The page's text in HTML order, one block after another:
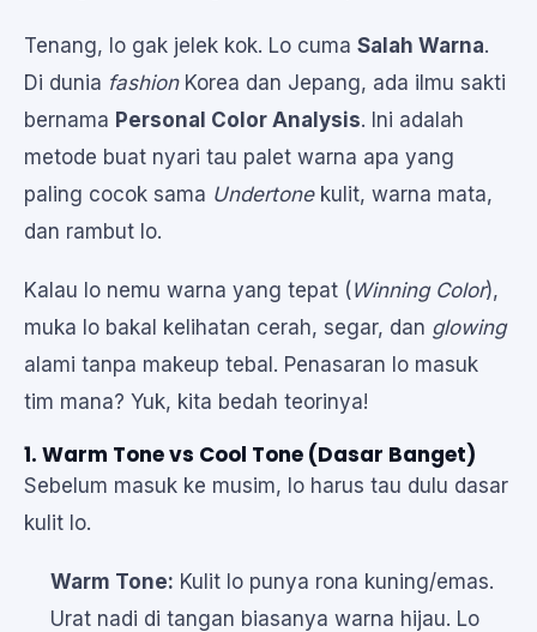
Tenang, lo gak jelek kok. Lo cuma Salah Warna.
Di dunia fashionKorea dan Jepang, ada ilmu sakti
bernama Personal Color Analysis. Ini adalah
metode buat nyari tau palet warna apa yang
paling cocok sama Undertonekulit, warna mata,
dan rambut lo.
Kalau lo nemu warna yang tepat ( Winning Color),
muka lo bakal kelihatan cerah, segar, dan glowing
alami tanpa makeup tebal. Penasaran lo masuk
tim mana? Yuk, kita bedah teorinya!
1. Warm Tone vs Cool Tone (Dasar Banget)
Sebelum masuk ke musim, lo harus tau dulu dasar
kulit lo.
Warm Tone: Kulit lo punya rona kuning/emas.
Urat nadi di tangan biasanya warna hijau. Lo